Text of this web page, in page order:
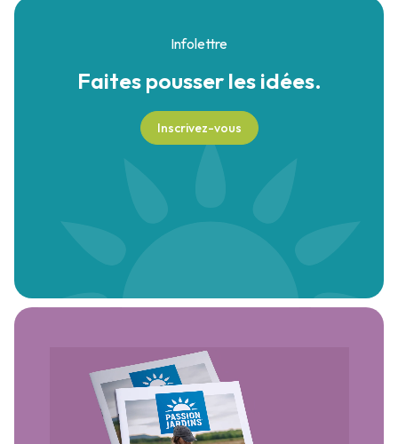
Infolettre
Faites pousserles idées.
Inscrivez-vous